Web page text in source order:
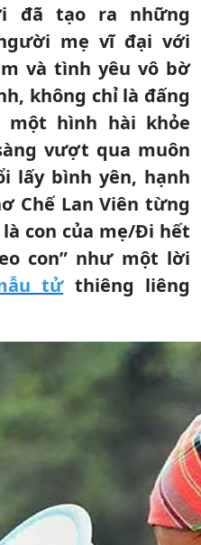
đã tạo ra những
mẹ vĩ đại với
và tình yêu vô bờ
không chỉ là đấng
một hình hài khỏe
vượt qua muôn
lấy bình yên, hạnh
Chế Lan Viên từng
con của mẹ/Đi hết
con” như một lời
tửthiêng liêng